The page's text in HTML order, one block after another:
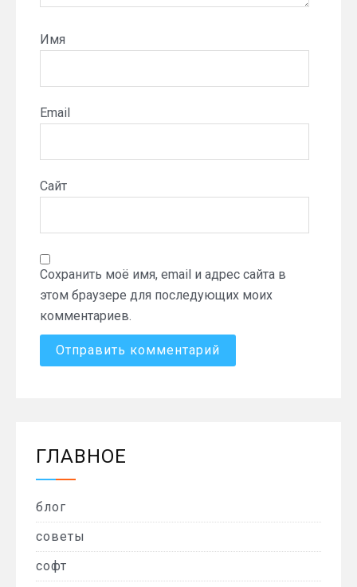
Имя
Email
Сайт
Сохранить моё имя, email и адрес сайта в
этом браузере для последующих моих
комментариев.
ГЛАВНОЕ
блог
советы
софт